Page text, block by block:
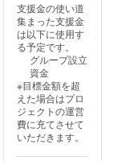
支援金の使い道
集まった支援金
は以下に使用す
る予定です。
グループ設立
資金
※目標金額を超
えた場合はプロ
ジェクトの運営
費に充てさせて
いただきます。